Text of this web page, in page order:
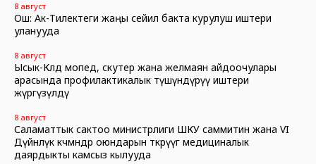
8 август
Ош: Ак-Тилектеги жаңы сейил бакта курулуш иштери
уланууда
8 август
Ысык-Көлдө мопед, скутер жана желмаян айдоочулары
арасында профилактикалык түшүндүрүү иштери
жүргүзүлдү
8 август
Саламаттык сактоо министрлиги ШКУ саммитин жана VI
Дүйнөлүк көчмөндөр оюндарын өткөрүүгө медициналык
даярдыкты камсыз кылууда